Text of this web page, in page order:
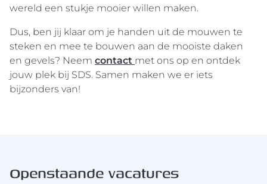
wereld een stukje mooier willen maken.
Dus, ben jij klaar om je handen uit de mouwen te
steken en mee te bouwen aan de mooiste daken
en gevels? Neem contact met ons op en ontdek
jouw plek bij SDS. Samen maken we er iets
bijzonders van!
Openstaande vacatures